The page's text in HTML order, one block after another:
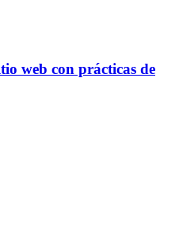
web con prácticas de